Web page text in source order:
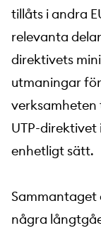
tillåts i andra
relevanta
direktivets
utmaningar
verksamheten
UTP-
enhetligt sätt.
Sammantaget
några